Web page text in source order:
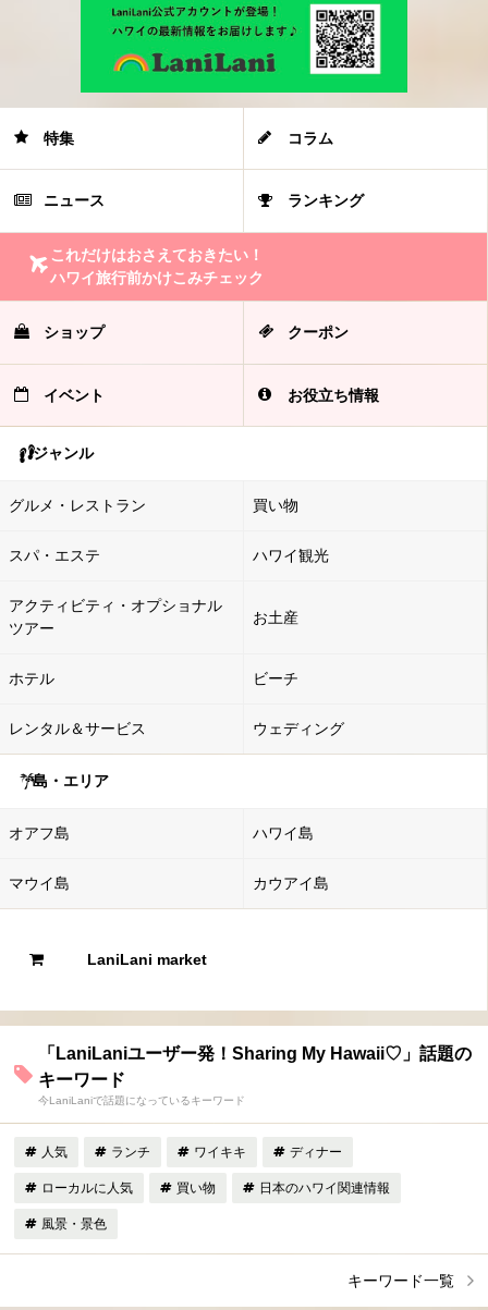
特集 コラム
ニュース ランキング
これだけはおさえておきたい！
ハワイ旅行前かけこみチェック
ショップ クーポン
イベント お役立ち情報
ジャンル
グルメ・レストラン 買い物
スパ・エステ ハワイ観光
アクティビティ・オプショナル
ツアー
お土産
ホテル ビーチ
レンタル＆サービス ウェディング
島・エリア
オアフ島 ハワイ島
マウイ島 カウアイ島
LaniLani market
「LaniLaniユーザー発！Sharing My Hawaii♡」話題の
キーワード
今LaniLaniで話題になっているキーワード
人気 ランチ ワイキキ ディナー
ローカルに人気 買い物 日本のハワイ関連情報
風景・景色
キーワード一覧